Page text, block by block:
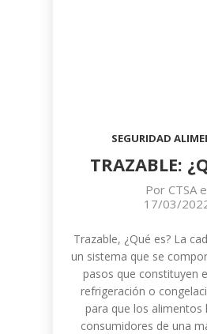
SEGURIDAD
TRAZABLE:
Por CTSA
17/03/
Trazable, ¿Qué es? La
un sistema que se
pasos que constituyen
refrigeración o
para que los alimentos
consumidores de una